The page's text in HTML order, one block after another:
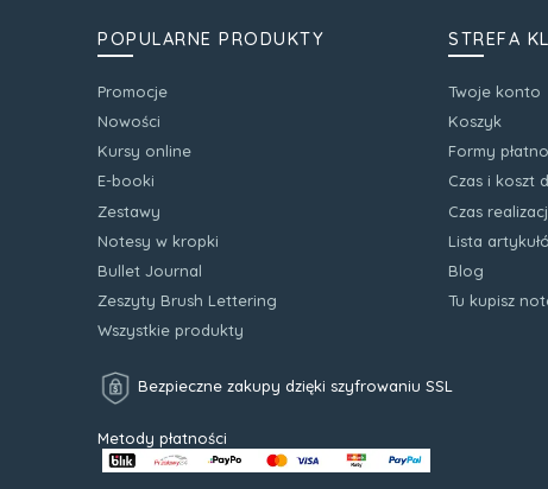
POPULARNE PRODUKTY
Promocje
Nowości
Kursy online
E-booki
Zestawy
Notesy w kropki
Bullet Journal
Zeszyty Brush Lettering
Wszystkie produkty
STREFA
Twoje konto
Koszyk
Formy
Czas i koszt
Czas
Lista
Blog
Tu kupisz
Bezpieczne zakupy dzięki szyfrowaniu SSL
Metody płatności